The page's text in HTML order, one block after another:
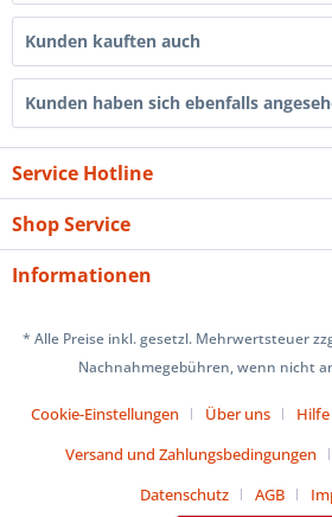
Kunden kauften auch
Kunden haben sich ebenfalls
Service Hotline
Shop Service
Informationen
* Alle Preise inkl. gesetzl. Mehrwertsteuer
Nachnahmegebühren, wenn nicht
Cookie-Einstellungen Über uns
Versand und Zahlungsbedingungen
Datenschutz
AGB